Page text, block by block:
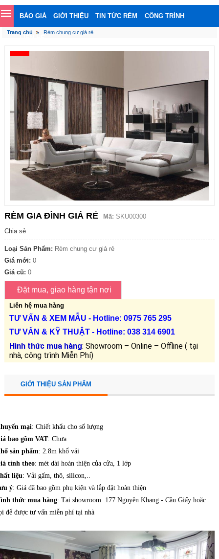
BÁO GIÁ GIỚI THIỆU TIN TỨC RÈM CÔNG TRÌNH
Trang chủ Rèm chung cư giá rẻ
RÈM GIA ĐÌNH GIÁ RẺ Mã: SKU00300
Chia sẻ
Loại Sản Phẩm: Rèm chung cư giá rẻ
Giá mới: 0
Giá cũ: 0
Liên hệ mua hàng
TƯ VẤN & XEM MẪU - Hotline: 0975 765 295
TƯ VẤN & KỸ THUẬT- Hotline: 038 314 6901
Hình thức mua hàng: Showroom – Online – Offline ( tại
nhà, công trình Miễn Phí)
GIỚI THIỆU SẢN PHẨM
mại: Chiết khấu cho số lượng
bao gồm VAT: Chưa
sản phẩm: 2.8m khổ vải
tính theo: mét dài hoàn thiện của cửa, 1 lớp
liệu: Vải gấm, thô, silicon,..
ý: Giá đã bao gồm phụ kiện và lắp đặt hoàn thiện
thức mua hàng: Tại showroom 177 Nguyên Khang - Cầu Giấy hoặc
để được tư vấn miễn phí tại nhà